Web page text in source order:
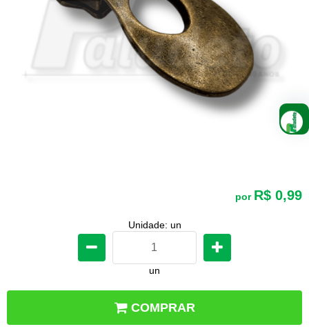
por R$ 0,99
Unidade: un
un
COMPRAR